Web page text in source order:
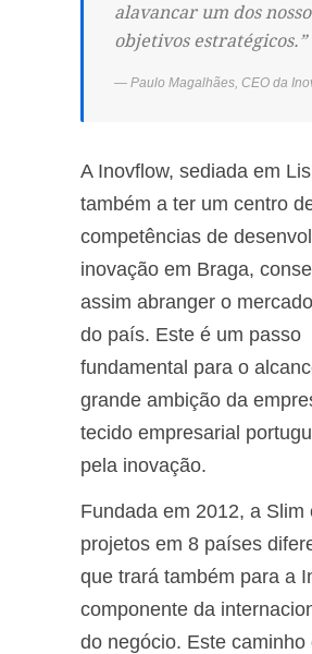
alavancar um dos
objetivos estratégicos.”
Paulo Magalhães, CEO da
A Inovflow, sediada em
também a ter um centro
competências de
inovação em Braga,
assim abranger o
do país. Este é um passo
fundamental para o
grande ambição da
tecido empresarial
pela inovação.
Fundada em 2012, a Slim
projetos em 8 países
que trará também para a
componente da
do negócio. Este caminho